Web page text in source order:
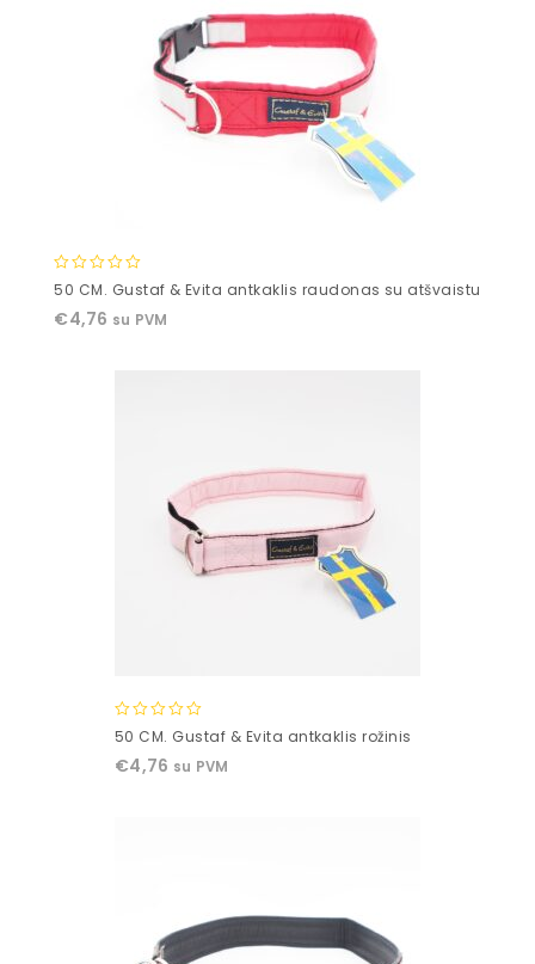
0
of
50 CM. Gustaf & Evita antkaklis raudonas su atšvaistu
€4,76 su PVM
0
of
50 CM. Gustaf & Evita antkaklis rožinis
€4,76 su PVM